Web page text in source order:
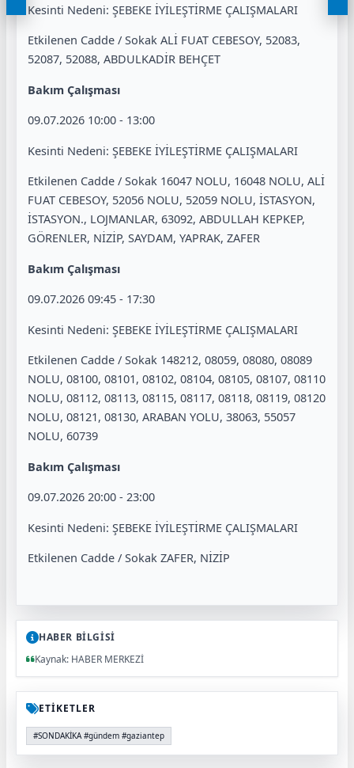
Kesinti Nedeni: ŞEBEKE İYİLEŞTİRME ÇALIŞMALARI
Etkilenen Cadde / Sokak ALİ FUAT CEBESOY, 52083,
52087, 52088, ABDULKADİR BEHÇET
Bakım Çalışması
09.07.2026 10:00 - 13:00
Kesinti Nedeni: ŞEBEKE İYİLEŞTİRME ÇALIŞMALARI
Etkilenen Cadde / Sokak 16047 NOLU, 16048 NOLU, ALİ
FUAT CEBESOY, 52056 NOLU, 52059 NOLU, İSTASYON,
İSTASYON., LOJMANLAR, 63092, ABDULLAH KEPKEP,
GÖRENLER, NİZİP, SAYDAM, YAPRAK, ZAFER
Bakım Çalışması
09.07.2026 09:45 - 17:30
Kesinti Nedeni: ŞEBEKE İYİLEŞTİRME ÇALIŞMALARI
Etkilenen Cadde / Sokak 148212, 08059, 08080, 08089
NOLU, 08100, 08101, 08102, 08104, 08105, 08107, 08110
NOLU, 08112, 08113, 08115, 08117, 08118, 08119, 08120
NOLU, 08121, 08130, ARABAN YOLU, 38063, 55057
NOLU, 60739
Bakım Çalışması
09.07.2026 20:00 - 23:00
Kesinti Nedeni: ŞEBEKE İYİLEŞTİRME ÇALIŞMALARI
Etkilenen Cadde / Sokak ZAFER, NİZİP
HABER BİLGİSİ
Kaynak: HABER MERKEZİ
ETİKETLER
#SONDAKİKA #gündem #gaziantep